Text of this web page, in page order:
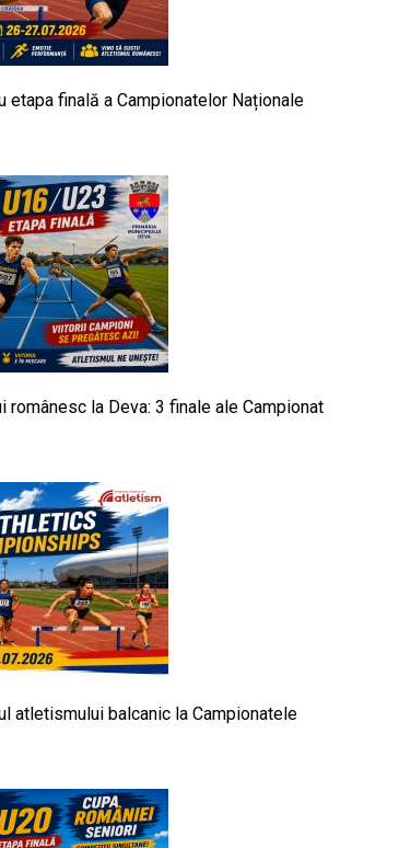
etapa finală a Campionatelor Naționale
românesc la Deva: 3 finale ale Campionat
atletismului balcanic la Campionatele